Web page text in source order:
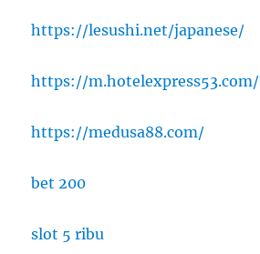
https://lesushi.net/japanese/
https://m.hotelexpress53.com/
https://medusa88.com/
bet 200
slot 5 ribu